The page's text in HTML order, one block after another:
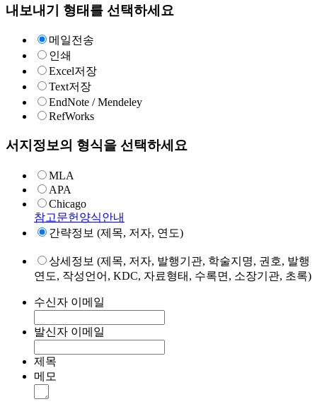
내보내기 형태를 선택하세요
메일전송
인쇄
Excel저장
Text저장
EndNote / Mendeley
RefWorks
서지정보의 형식을 선택하세요
MLA
APA
Chicago
참고문헌양식안내
간략정보 (제목, 저자, 연도)
상세정보 (제목, 저자, 발행기관, 학술지명, 권호, 발행
연도, 작성언어, KDC, 자료형태, 수록면, 소장기관, 초록)
수신자 이메일
발신자 이메일
제목
메모